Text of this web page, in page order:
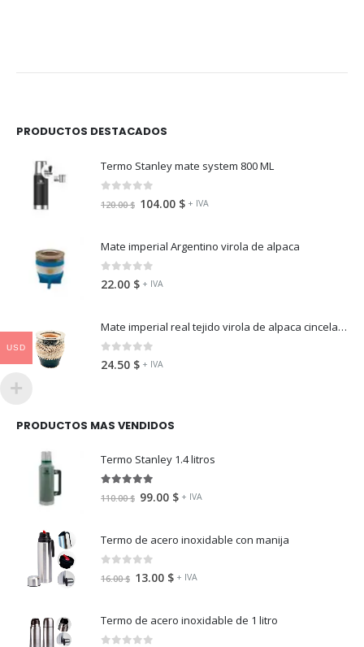
PRODUCTOS DESTACADOS
Termo Stanley mate system 800 ML
120.00$ 104.00 $ + IVA
Mate imperial Argentino virola de alpaca
0 fuera de 5
22.00 $ + IVA
Mate imperial real tejido virola de alpaca cincelada
0 fuera de 5
24.50 $ + IVA
PRODUCTOS MAS VENDIDOS
Termo Stanley 1.4 litros
fuera de 5
110.00$ 99.00 $ + IVA
Termo de acero inoxidable con manija
fuera de 5
16.00$ 13.00 $ + IVA
Termo de acero inoxidable de 1 litro
USD